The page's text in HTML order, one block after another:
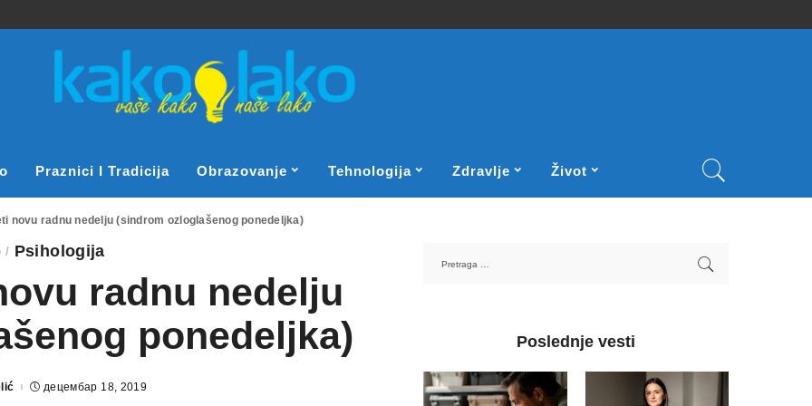
Praznici I Tradicija Obrazovanje Tehnologija Zdravlje Život
novu radnu nedelju (sindrom ozloglašenog ponedeljka)
Psihologija
radnu nedelju
ponedeljka)
децембар 18, 2019
Poslednje vesti